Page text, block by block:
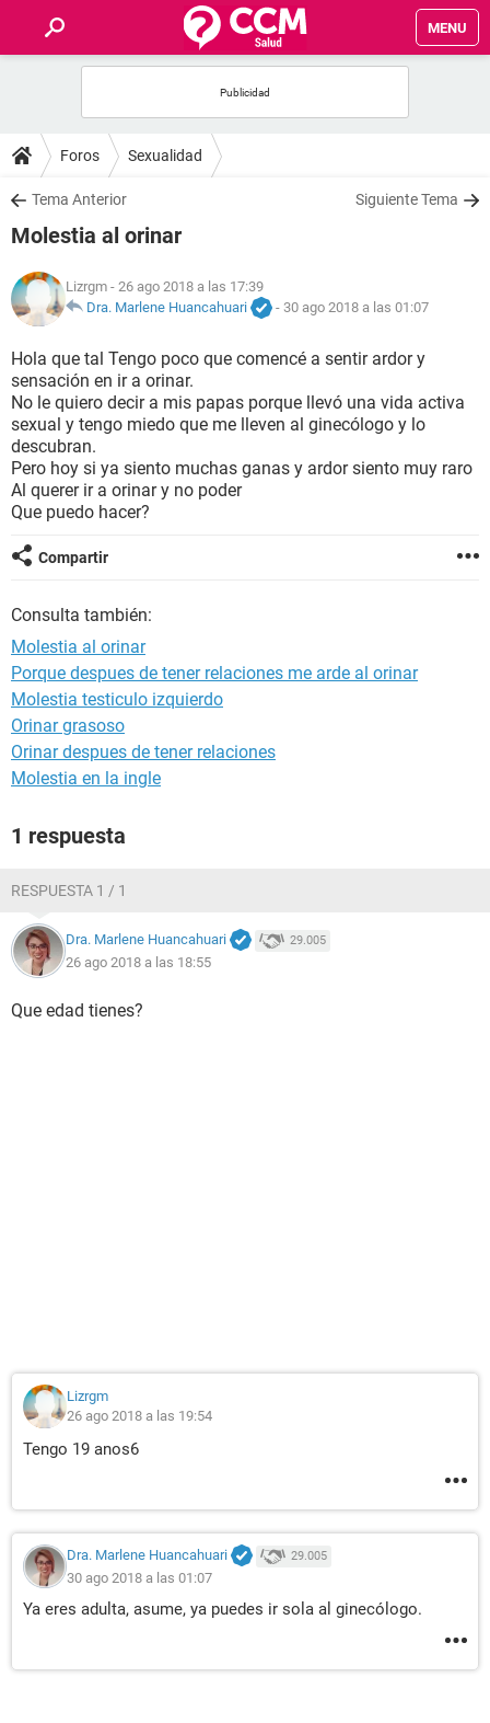
MENU
FOROS
SALUD
NUTRICIÓN
BIENESTAR
SEXUALIDAD
GLOSARIO
Foros Sexualidad
Tema Anterior Siguiente Tema
Molestia al orinar
Lizrgm - 26 ago 2018 a las 17:39
Dra. Marlene Huancahuari
- 30 ago 2018 a las 01:07
Hola que tal Tengo poco que comencé a sentir ardor y
sensación en ir a orinar.
No le quiero decir a mis papas porque llevó una vida activa
sexual y tengo miedo que me lleven al ginecólogo y lo
descubran.
Pero hoy si ya siento muchas ganas y ardor siento muy raro
Al querer ir a orinar y no poder
Que puedo hacer?
Compartir
Consulta también:
Molestia al orinar
Porque despues de tener relaciones me arde al orinar
Molestia testiculo izquierdo
Orinar grasoso
Orinar despues de tener relaciones
Molestia en la ingle
1 respuesta
RESPUESTA 1 / 1
Dra. Marlene Huancahuari 29.005
26 ago 2018 a las 18:55
Que edad tienes?
Lizrgm
26 ago 2018 a las 19:54
Tengo 19 anos6
Dra. Marlene Huancahuari 29.005
30 ago 2018 a las 01:07
Ya eres adulta, asume, ya puedes ir sola al ginecólogo.